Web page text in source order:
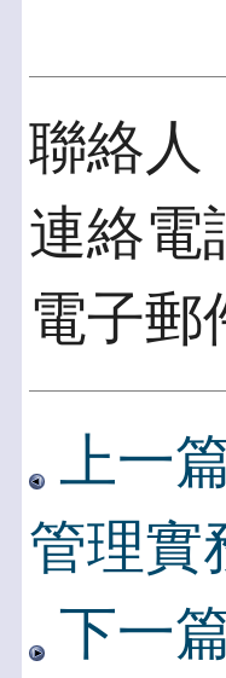
聯絡人
連絡電
電子郵
上一
管理實
下一